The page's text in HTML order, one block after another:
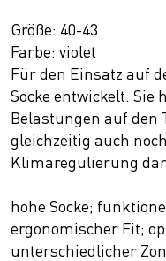
Größe: 40-43
Farbe: violet
Für den Einsatz auf
Socke entwickelt.
Belastungen auf den
gleichzeitig auch
Klimaregulierung
hohe Socke;
ergonomischer Fit;
unterschiedlicher